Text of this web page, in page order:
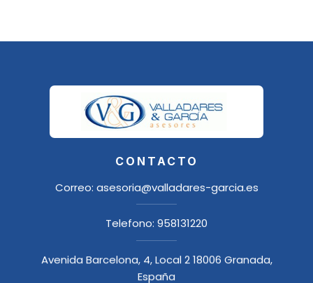
CONTACTO
Correo: asesoria@valladares-garcia.es
Telefono: 958131220
Avenida Barcelona, 4, Local 2 18006 Granada,
España